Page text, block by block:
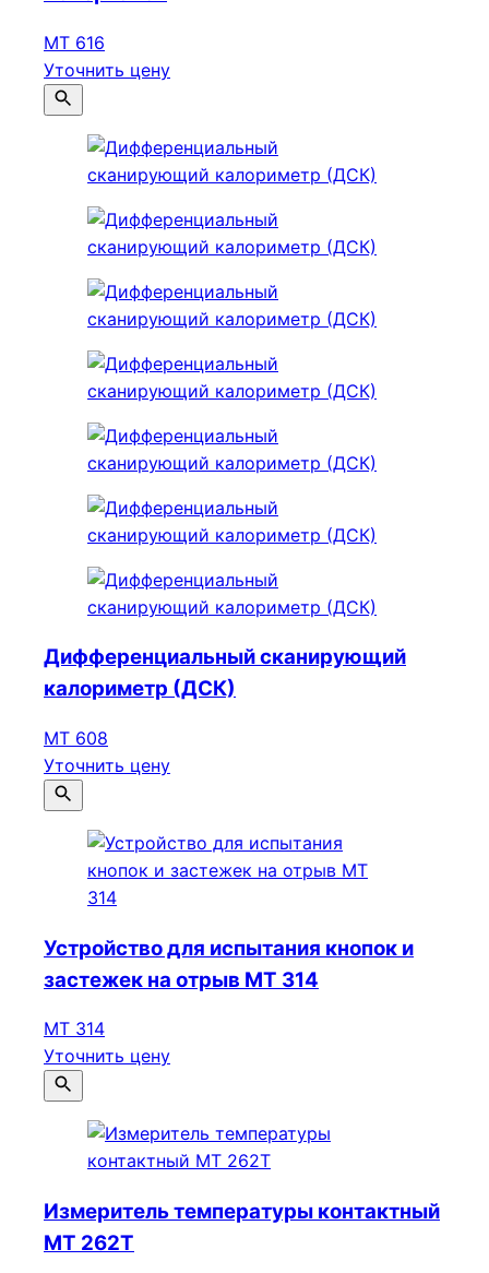
МТ 616
Уточнить цену
Дифференциальный сканирующий
калориметр (ДСК)
МТ 608
Уточнить цену
Устройство для испытания кнопок и
застежек на отрыв МТ 314
МТ 314
Уточнить цену
Измеритель температуры контактный
МТ 262Т